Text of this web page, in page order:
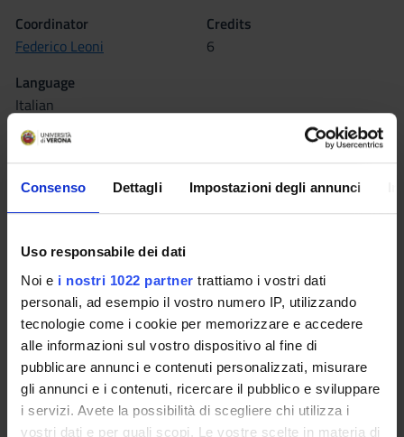
Consenso Dettagli Impostazioni degli annunci
Uso responsabile dei dati
Noi e i nostri 1022 partner trattiamo i vostri dati
personali, ad esempio il vostro numero IP, utilizzando
tecnologie come i cookie per memorizzare e accedere
alle informazioni sul vostro dispositivo al fine di
pubblicare annunci e contenuti personalizzati, misurare
gli annunci e i contenuti, ricercare il pubblico e sviluppare
i servizi. Avete la possibilità di scegliere chi utilizza i
vostri dati e per quali scopi. Le vostre scelte in materia di
Coordinator
Federico Leoni
Credits
6
Language
Italian
Scientific Disciplinary Sector (SSD)
M-FIL/03 - MORAL PHILOSOPHY
Period
Seminars 0
Learning outcomes
An orientation about the place of the voice experience within
contemporary philosophy and lacanian psychoanalysis.
Program